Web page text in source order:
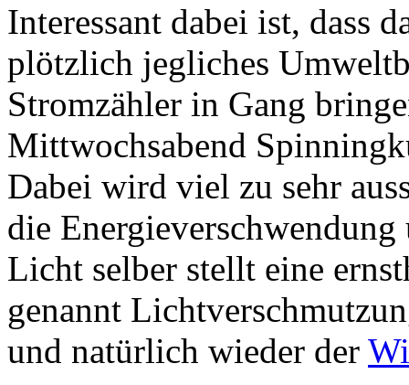
Interessant dabei ist, dass
plötzlich jegliches
Stromzähler in Gang
Mittwochsabend
Dabei wird viel zu sehr
die
Licht selber stellt eine
genannt
und natürlich wieder der